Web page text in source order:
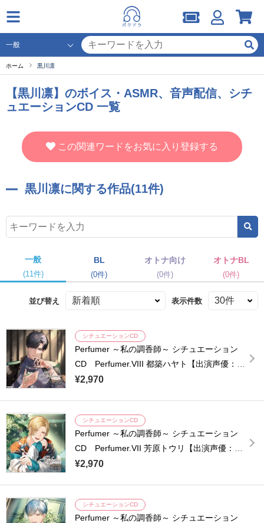
ホーム 黒川凛
【黒川凛】のボイス・ASMR、音声配信、シチ
ュエーションCD 一覧
この関連ワードをお気に入り登録する
黒川凛に関する作品(11件)
一般
(11件)
BL
(0件)
オトナ向け
(0件)
オトナBL
(0件)
並び替え 表示件数
シチュエーションCD
Perfumer ～私の調香師～ シチュエーション
CD Perfumer.VIII 都築ハヤト【出演声優：中
島ヨシキ】
¥2,970
シチュエーションCD
Perfumer ～私の調香師～ シチュエーション
CD Perfumer.VII 芳原トウリ【出演声優：堀
江瞬】
¥2,970
シチュエーションCD
Perfumer ～私の調香師～ シチュエーション